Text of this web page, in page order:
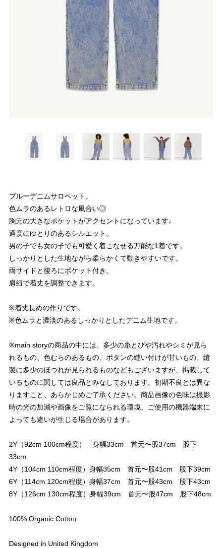
ブルーデニムサロペット。
色ムラのあるレトロな風合い◎
胸元の大きなポケットがアクセントになっています♩
適度にゆとりのあるシルエット。
男の子でも女の子でも可愛く着こなせる万能な1着です。
しっかりとした生地ながら柔らかくて動きやすいです。
両サイドと後ろにポケット付き。
肩紐で着丈を調整できます。
※着丈長めの作りです。
※色ムラと濃淡のあるしっかりとしたデニム生地です。
※main storyの商品の中には、多少の糸とびや汚れやシミが見ら
れるもの、色むらのあるもの、ボタンの縫い付けが甘いもの、縫
製に多少のほつれが見られるものなどもございますが、掲載して
いるものに関しては良品とみなしております。初期不良とは異な
りますこと、あらかじめご了承ください。商品画像の色味は撮影
時の光の加減や画像をご覧になられる環境、ご使用の機器端末に
よっても違いが生じる場合があります。
2Y（92cm 100cm程度） 身幅33cm 首元〜股37cm 股下
33cm
4Y（104cm 110cm程度）身幅35cm 首元〜股41cm 股下39cm
6Y（114cm 120cm程度）身幅37cm 首元〜股43cm 股下43cm
8Y（126cm 130cm程度）身幅39cm 首元〜股47cm 股下48cm
100% Organic Cotton
Designed in United Kingdom